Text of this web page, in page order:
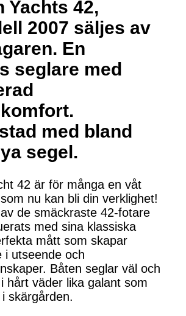
Yachts 42,
2007 säljes av
En
seglare med
med bland
segel.
42 är för många en våt
nu kan bli din verklighet!
de smäckraste 42-fotare
med sina klassiska
mått som skapar
i utseende och
Båten seglar väl och
hårt väder lika galant som
skärgården.